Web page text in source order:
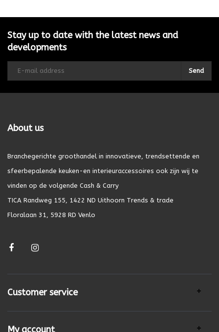
Stay up to date with the latest news and
developments
Send
About us
Branchegerichte groothandel in innovatieve, trendsettende en
sfeerbepalende keuken-en interieuraccessoires ook zijn wij te
vinden op de volgende Cash & Carry
TICA Randweg 155, 1422 ND Uithoorn Trends & trade
Floralaan 31, 5928 RD Venlo
Customer service
My account